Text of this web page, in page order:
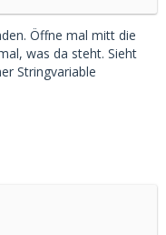
Öffne mal mitt die
was da steht. Sieht
Stringvariable